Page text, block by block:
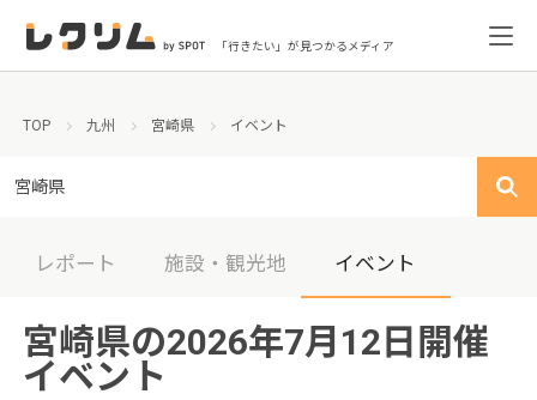
「行きたい」が見つかるメディア
TOP 九州 宮崎県 イベント
宮崎県
レポート 施設・観光地 イベント
宮崎県の2026年7月12日開催
イベント